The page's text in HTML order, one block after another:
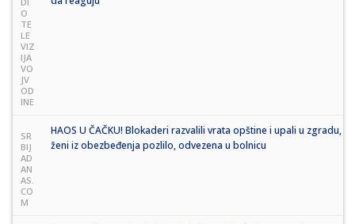
O
TE
LE
VIZ
IJA
VO
JV
OD
INE
SR
BIJ
AD
AN
AS.
CO
M
HAOS U ČAČKU! Blokaderi razvalili vrata opštine i upali u zgradu,
ženi iz obezbeđenja pozlilo, odvezena u bolnicu